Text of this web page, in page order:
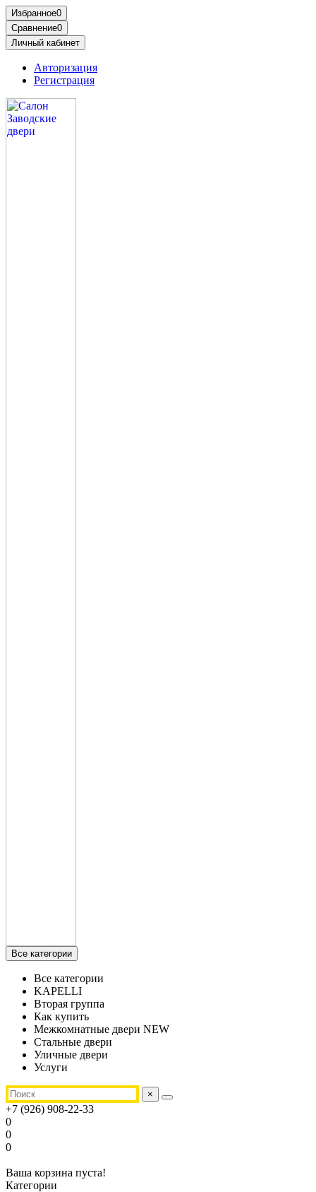
Избранное0
Сравнение0
Личный кабинет
Авторизация
Регистрация
Все категории
Все категории
KAPELLI
Вторая группа
Как купить
Межкомнатные двери NEW
Стальные двери
Уличные двери
Услуги
×
+7 (926) 908-22-33
0
0
0
Ваша корзина пуста!
Категории